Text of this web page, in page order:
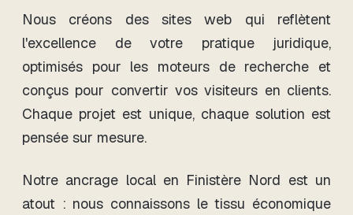
Nous créons des sites web qui reflètent
l'excellence de votre pratique juridique,
optimisés pour les moteurs de recherche et
conçus pour convertir vos visiteurs en clients.
Chaque projet est unique, chaque solution est
pensée sur mesure.
Notre ancrage local en Finistère Nord est un
atout : nous connaissons le tissu économique